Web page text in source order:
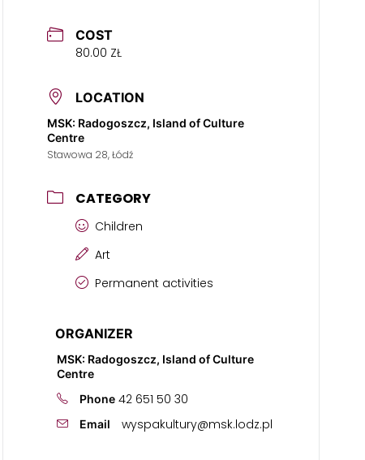
COST
80.00 ZŁ
LOCATION
MSK: Radogoszcz, Island of Culture
Centre
Stawowa 28, Łódź
CATEGORY
Children
Art
Permanent activities
ORGANIZER
MSK: Radogoszcz, Island of Culture
Centre
Phone 42 651 50 30
Email wyspakultury@msk.lodz.pl